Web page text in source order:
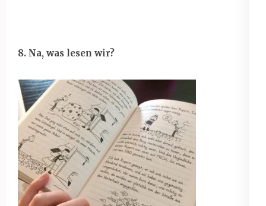
8. Na, was lesen wir?